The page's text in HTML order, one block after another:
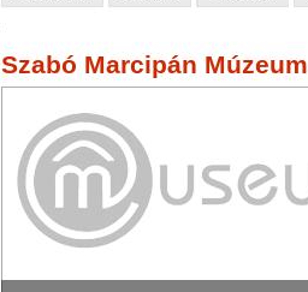
Szabó Marcipán Múzeum